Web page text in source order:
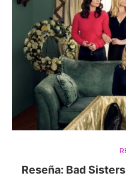
Reseña: Bad